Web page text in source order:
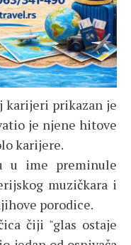
karijeri prikazan je
je njene hitove
karijere.
u ime preminule
muzičkara i
porodice.
čiji "glas ostaje